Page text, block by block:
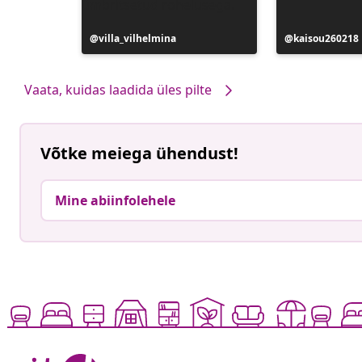
Postitus
avaldatud
villa_vilhelmina
Postitus
avaldatud
kaisou260218
Vaata, kuidas laadida üles pilte
Võtke meiega ühendust!
Mine abiinfolehele